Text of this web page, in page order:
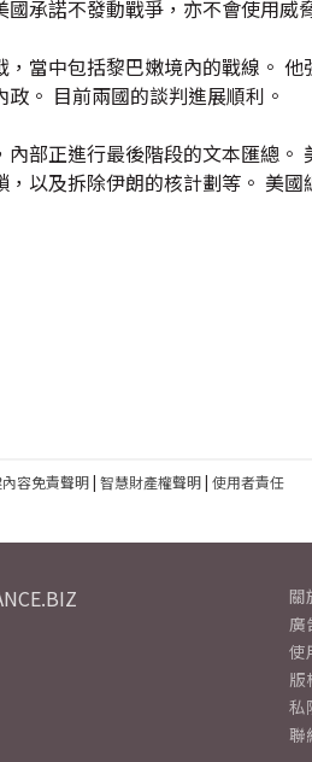
承諾不發動戰爭，亦不會使用威
當中包括黎巴嫩境內的戰線。
。 目前兩國的談判進展順利。
部正進行最後階段的文本匯總。
以及拆除伊朗的核計劃等。 美
容免責聲明| 智慧財產權聲明| 使用者責任
關
廣
使
版
私
聯